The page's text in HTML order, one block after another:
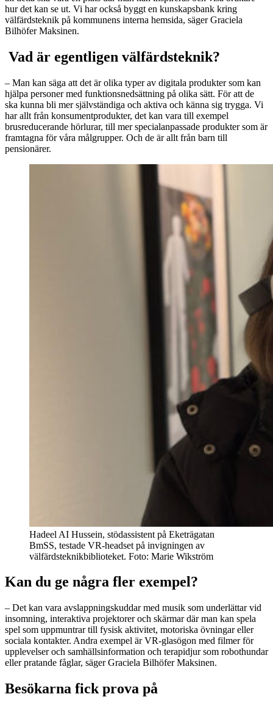
hur det kan se ut. Vi har också byggt en kunskapsbank kring
välfärdsteknik på kommunens interna hemsida, säger Graciela
Bilhöfer Maksinen.
Vad är egentligen välfärdsteknik?
– Man kan säga att det är olika typer av digitala produkter som kan
hjälpa personer med funktionsnedsättning på olika sätt. För att de
ska kunna bli mer självständiga och aktiva och känna sig trygga. Vi
har allt från konsumentprodukter, det kan vara till exempel
brusreducerande hörlurar, till mer specialanpassade produkter som är
framtagna för våra målgrupper. Och de är allt från barn till
pensionärer.
Hadeel AI Hussein, stödassistent på Eketrägatan
BmSS, testade VR-headset på invigningen av
välfärdsteknikbiblioteket. Foto: Marie Wikström
Kan du ge några fler exempel?
– Det kan vara avslappningskuddar med musik som underlättar vid
insomning, interaktiva projektorer och skärmar där man kan spela
spel som uppmuntrar till fysisk aktivitet, motoriska övningar eller
sociala kontakter. Andra exempel är VR-glasögon med filmer för
upplevelser och samhällsinformation och terapidjur som robothundar
eller pratande fåglar, säger Graciela Bilhöfer Maksinen.
Besökarna fick prova på